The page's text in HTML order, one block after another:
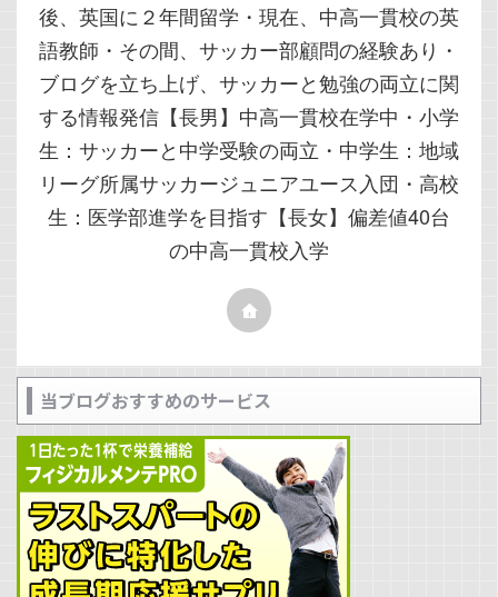
後、英国に２年間留学・現在、中高一貫校の英
語教師・その間、サッカー部顧問の経験あり・
ブログを立ち上げ、サッカーと勉強の両立に関
する情報発信【長男】中高一貫校在学中・小学
生：サッカーと中学受験の両立・中学生：地域
リーグ所属サッカージュニアユース入団・高校
生：医学部進学を目指す【長女】偏差値40台
の中高一貫校入学
当ブログおすすめのサービス